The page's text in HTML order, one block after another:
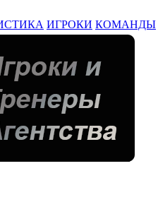
ИГРОКИ КОМАНДЫ